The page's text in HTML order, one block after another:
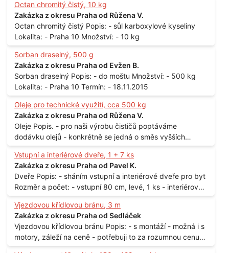
Octan chromitý čistý, 10 kg
Zakázka z okresu Praha od Růžena V.
Octan chromitý čistý Popis: - sůl karboxylové kyseliny
Lokalita: - Praha 10 Množství: - 10 kg
Sorban draselný, 500 g
Zakázka z okresu Praha od Evžen B.
Sorban draselný Popis: - do moštu Množství: - 500 kg
Lokalita: - Praha 10 Termín: - 18.11.2015
Oleje pro technické využití, cca 500 kg
Zakázka z okresu Praha od Růžena V.
Oleje Popis. - pro naši výrobu čističů poptáváme
dodávku olejů - konkrétně se jedná o směs vyšších
mastných kyselin s převahou olejové kyseliny - účelem je
technické využití - hustota při 20°C - cca 870 kg / m3
Balení: - po 190 kg v sudu Množství: - cca 500 kg - roční
spotřeba Lokalita: - Praha
Vstupní a interiérové dveře, 1 + 7 ks
Zakázka z okresu Praha od Pavel K.
Dveře Popis: - sháním vstupní a interiérové dveře pro byt
Rozměr a počet: - vstupní 80 cm, levé, 1 ks - interiérové
80 cm, levé, 2 ks - 80 cm, pravé, 3 ks - 60 cm, levé, 2 ks
Lokalita: - Praha 10
Vjezdovou křídlovou bránu, 3 m
Zakázka z okresu Praha od Sedláček
Vjezdovou křídlovou bránu Popis: - s montáží - možná i s
motory, záleží na ceně - potřebuji to za rozumnou cenu
Materiál: - ocel Množství: - 1 ks Velikost: - 3 m Lokalita: -